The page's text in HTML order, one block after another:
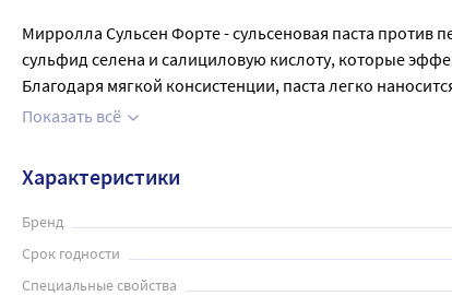
Мирролла Сульсен Форте - сульсеновая паста против
сульфид селена и салициловую кислоту, которые
Благодаря мягкой консистенции, паста легко
Мирролла Сульсен Форте волосы становятся
Показать всё
Характеристики
Бренд
Срок годности
Специальные свойства